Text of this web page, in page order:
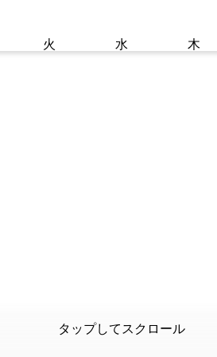
火 水 木
タップしてスクロール